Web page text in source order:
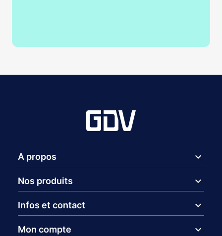
A propos expand_more
Nos produits expand_more
Infos et contact expand_more
Mon compte expand_more